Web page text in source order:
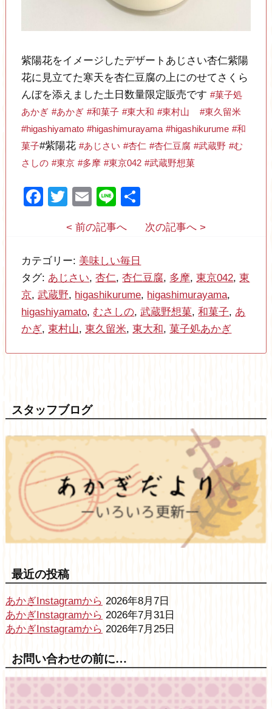
紫陽花をイメージしたデザートあじさい杏仁紫陽
花に見立てた寒天を杏仁豆腐の上にのせてさくら
んぼを添えました土日数量限定販売です#菓子処
あかぎ #あかぎ #和菓子 #東大和 #東村山
#東久留米
#higashiyamato #higashimurayama #higashikurume #和
菓子#紫陽花#あじさい #杏仁 #杏仁豆腐 #武蔵野 #む
さしの #東京 #多摩 #東京042 #武蔵野想菓
Facebook
Twitter
Email
Line
< 前の記事へ 次の記事へ >
カテゴリー: 美味しい毎日
タグ: あじさい,杏仁,杏仁豆腐, 多摩,東京042,東
京,武蔵野, higashikurume, higashimurayama,
higashiyamato, むさしの,武蔵野想菓,和菓子, あ
かぎ,東村山,東久留米,東大和,菓子処あかぎ
スタッフブログ
最近の投稿
あかぎInstagramから 2026年8月7日
あかぎInstagramから 2026年7月31日
あかぎInstagramから 2026年7月25日
お問い合わせの前に…